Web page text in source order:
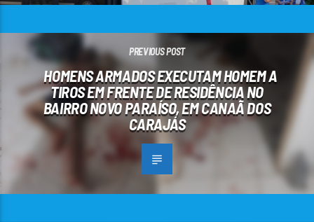
PREVIOUS POST
HOMENS ARMADOS EXECUTAM HOMEM A
TIROS EM FRENTE DE RESIDÊNCIA NO
BAIRRO NOVO PARAÍSO, EM CANAÃ DOS
CARAJÁS